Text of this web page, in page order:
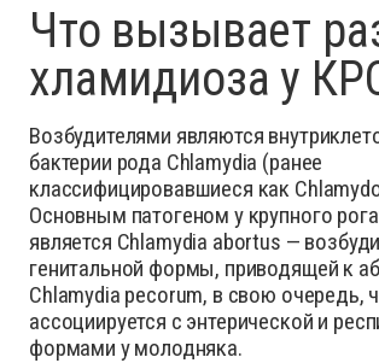
Что вызывает
хламидиоза у
Возбудителями являются
бактерии рода Chlamydia (ранее
классифицировавшиеся как
Основным патогеном у крупного
является Chlamydia abortus —
генитальной формы, приводящей к
Chlamydia pecorum, в свою очередь,
ассоциируется с энтерической и
формами у молодняка.